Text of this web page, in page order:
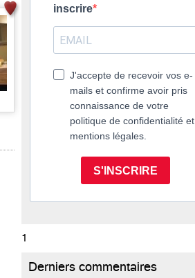
inscrire
J'accepte de recevoir vos e-
mails et confirme avoir pris
connaissance de votre
politique de confidentialité et
mentions légales.
S'INSCRIRE
1
Derniers commentaires